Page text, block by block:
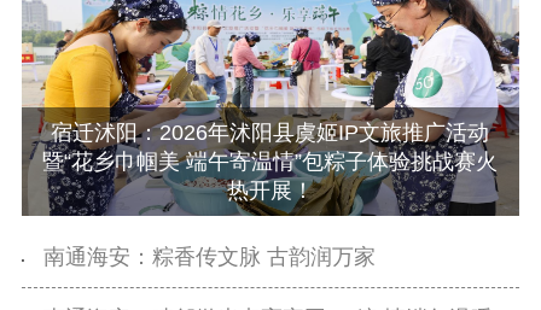
宿迁沭阳：2026年沭阳县虞姬IP文旅推广活动
暨“花乡巾帼美 端午寄温情”包粽子体验挑战赛火
热开展！
南通海安：粽香传文脉 古韵润万家